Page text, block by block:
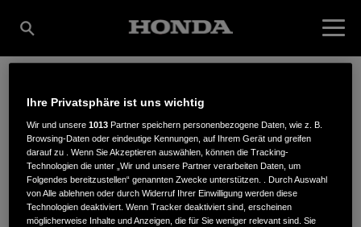
HORSCH LAND- UND
GARTENTECHNIK E.K.
Ihre Privatsphäre ist uns wichtig
Wir und unsere1013 Partner speichern personenbezogene Daten, wie z. B.
Browsing-Daten oder eindeutige Kennungen, auf Ihrem Gerät und greifen
darauf zu . Wenn Sie Akzeptieren auswählen, können die Tracking-
Technologien die unter „Wir und unsere Partner verarbeiten Daten, um
Folgendes bereitzustellen“ genannten Zwecke unterstützen. . Durch Auswahl
von Alle ablehnen oder durch Widerruf Ihrer Einwilligung werden diese
Technologien deaktiviert. Wenn Tracker deaktiviert sind, erscheinen
möglicherweise Inhalte und Anzeigen, die für Sie weniger relevant sind. Sie